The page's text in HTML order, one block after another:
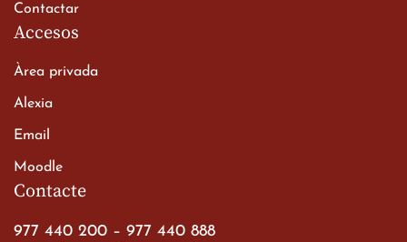
a les ciutats imperials
Contacte
977 440 200 – 977 440 888
Contactar
Accesos
Àrea privada
Alexia
Email
Moodle